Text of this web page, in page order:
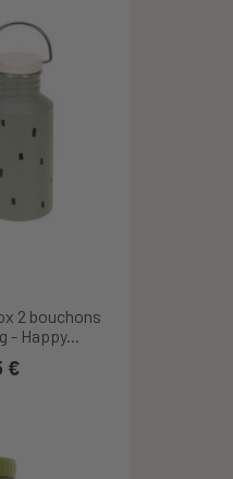
2 bouchons
- Happy...
€